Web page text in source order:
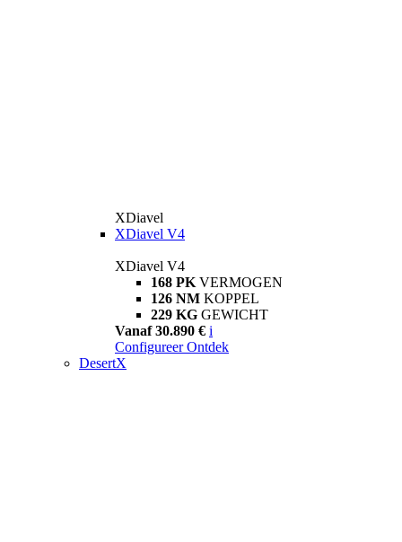
XDiavel
XDiavel V4
XDiavel V4
168 PK VERMOGEN
126 NM KOPPEL
229 KG GEWICHT
Vanaf 30.890 € i
Configureer Ontdek
DesertX